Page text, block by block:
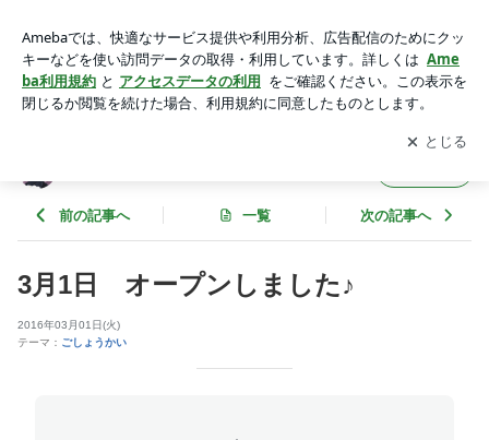
アプリをダウンロードして ブログの更新通知
を受け取りまし
ょう。
開く
前の記事へ 一覧 次の記事へ
3月1日 オープンしました♪
2016年03月01日(火)
テーマ： ごしょうかい